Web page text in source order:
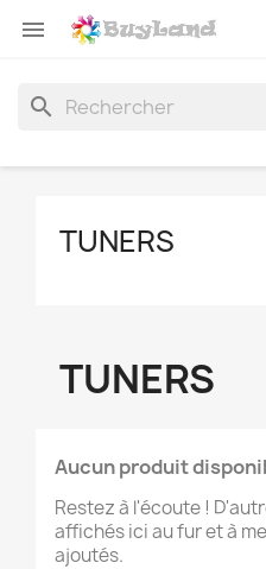

search
TUNERS
TUNERS
Aucun produit
Restez à l'écoute !
affichés ici au fur et à
ajoutés.